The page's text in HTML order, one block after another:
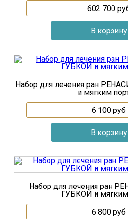
602 700
Набор для лечения ран
и мягким
6 100 руб
Набор для лечения ран
ГУБКОЙ и
6 800 руб